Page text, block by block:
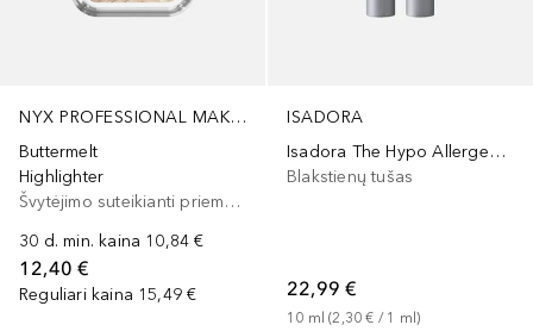
NYX PROFESSIONAL MAKEUP
Buttermelt
Highlighter
Švytėjimo suteikianti priemonė/highlighteris
30 d. min. kaina 10,84 €
12,40 €
Reguliari kaina 15,49 €
ISADORA
Isadora The Hypo Allergenic Volume
Blakstienų tušas
22,99 €
10 ml (2,30 € / 1 ml)